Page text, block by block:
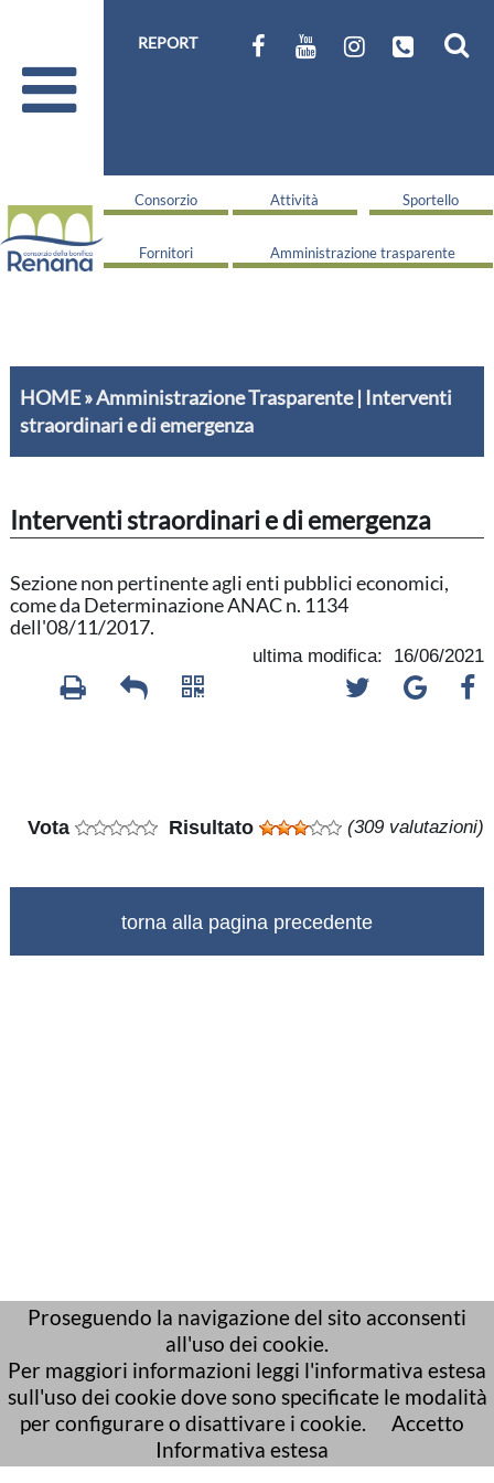
REPORT
Consorzio Attività Sportello
Fornitori Amministrazione trasparente
HOME»Amministrazione Trasparente| Interventi
straordinari e di emergenza
Interventi straordinari e di emergenza
Sezione non pertinente agli enti pubblici economici,
come da Determinazione ANAC n. 1134
dell'08/11/2017.
ultima modifica: 16/06/2021
Vota Risultato (309 valutazioni)
torna alla pagina precedente
Proseguendo la navigazione del sito acconsenti
all'uso dei cookie.
Per maggiori informazioni leggi l'informativa estesa
sull'uso dei cookie dove sono specificate le modalità
per configurare o disattivare i cookie.
Accetto
Informativa estesa